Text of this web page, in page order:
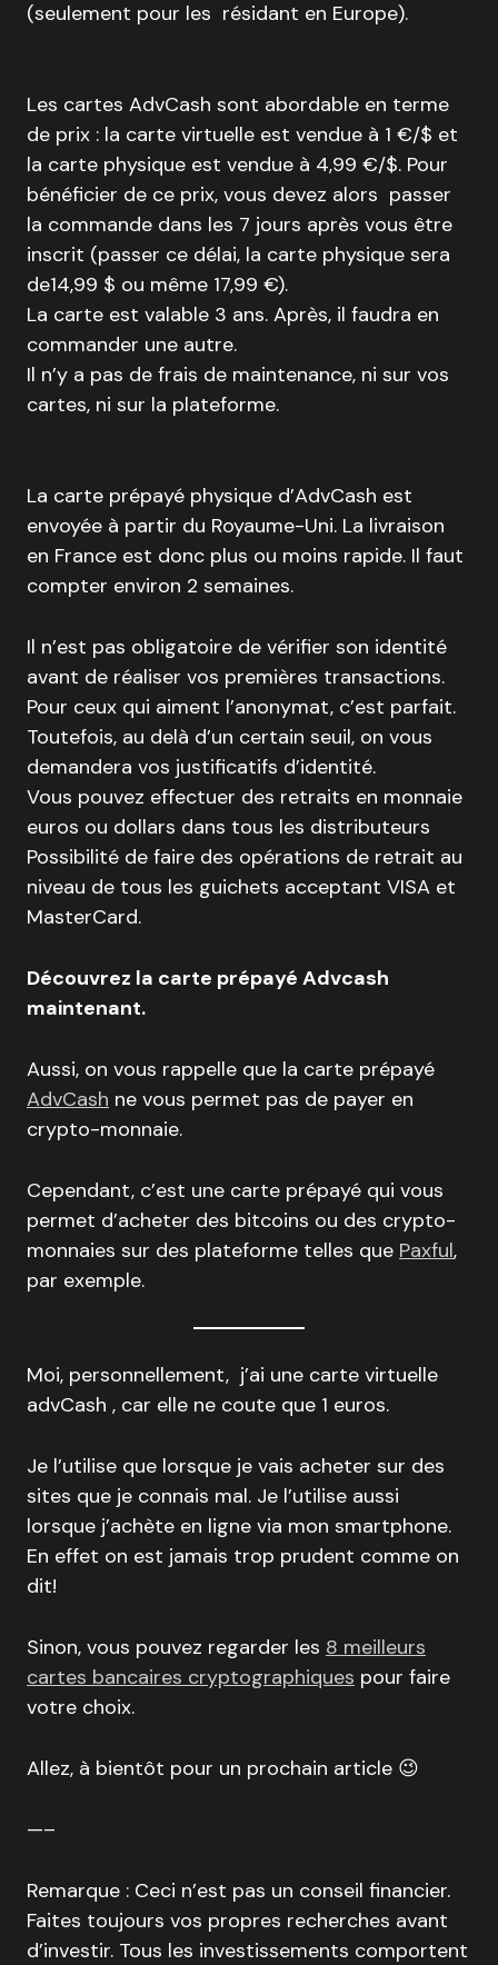
(seulement pour les résidant en Europe).
Les cartes AdvCash sont abordable en terme
de prix : la carte virtuelle est vendue à 1 €/$ et
la carte physique est vendue à 4,99 €/$. Pour
bénéficier de ce prix, vous devez alors passer
la commande dans les 7 jours après vous être
inscrit (passer ce délai, la carte physique sera
de14,99 $ ou même 17,99 €).
La carte est valable 3 ans. Après, il faudra en
commander une autre.
Il n’y a pas de frais de maintenance, ni sur vos
cartes, ni sur la plateforme.
La carte prépayé physique d’AdvCash est
envoyée à partir du Royaume-Uni. La livraison
en France est donc plus ou moins rapide. Il faut
compter environ 2 semaines.
Il n’est pas obligatoire de vérifier son identité
avant de réaliser vos premières transactions.
Pour ceux qui aiment l’anonymat, c’est parfait.
Toutefois, au delà d’un certain seuil, on vous
demandera vos justificatifs d’identité.
Vous pouvez effectuer des retraits en monnaie
euros ou dollars dans tous les distributeurs
Possibilité de faire des opérations de retrait au
niveau de tous les guichets acceptant VISA et
MasterCard.
Découvrez la carte prépayé Advcash
maintenant.
Aussi, on vous rappelle que la carte prépayé
AdvCash ne vous permet pas de payer en
crypto-monnaie.
Cependant, c’est une carte prépayé qui vous
permet d’acheter des bitcoins ou des crypto-
monnaies sur des plateforme telles que Paxful,
par exemple.
Moi, personnellement, j’ai une carte virtuelle
advCash , car elle ne coute que 1 euros.
Je l’utilise que lorsque je vais acheter sur des
sites que je connais mal. Je l’utilise aussi
lorsque j’achète en ligne via mon smartphone.
En effet on est jamais trop prudent comme on
dit!
Sinon, vous pouvez regarder les 8 meilleurs
cartes bancaires cryptographiques pour faire
votre choix.
Allez, à bientôt pour un prochain article 😉
—–
Remarque : Ceci n’est pas un conseil financier.
Faites toujours vos propres recherches avant
d’investir. Tous les investissements comportent